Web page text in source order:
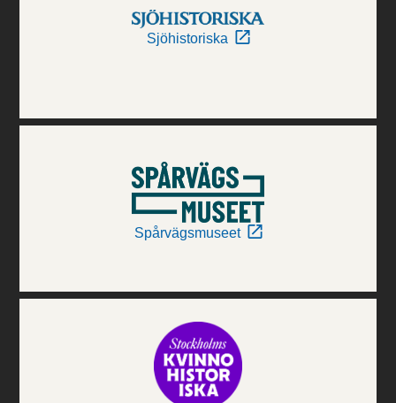
Sjöhistoriska
Spårvägsmuseet